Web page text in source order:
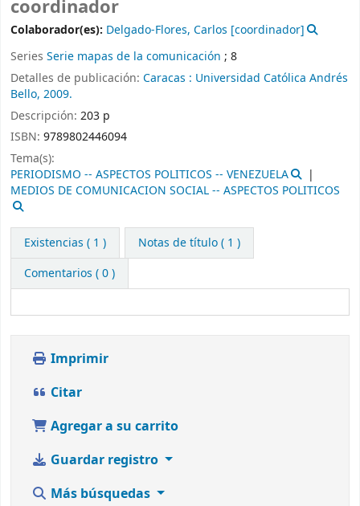
coordinador
Colaborador(es): Delgado-Flores, Carlos [coordinador]
Series Serie mapas de la comunicación ; 8
Detalles de publicación: Caracas : Universidad Católica Andrés
Bello, 2009.
Descripción: 203 p
ISBN: 9789802446094
Tema(s):
PERIODISMO -- ASPECTOS POLITICOS -- VENEZUELA
MEDIOS DE COMUNICACION SOCIAL -- ASPECTOS POLITICOS
Existencias ( 1 )
Notas de título ( 1 )
Comentarios ( 0 )
Imprimir
Citar
Agregar a su carrito
Guardar registro
Más búsquedas